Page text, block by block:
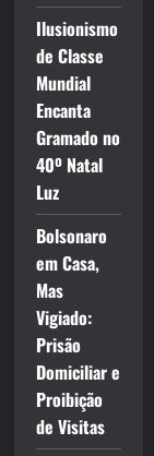
Ilusionismo
de Classe
Mundial
Encanta
Gramado no
40º Natal
Luz
Bolsonaro
em Casa,
Mas
Vigiado:
Prisão
Domiciliar e
Proibição
de Visitas